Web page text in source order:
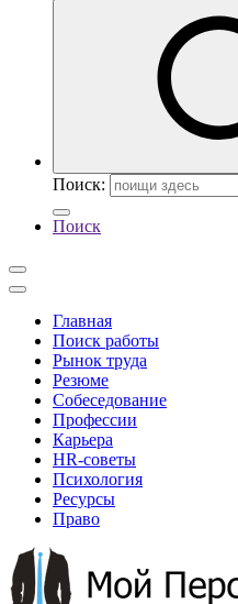
Поиск:
Поиск
Главная
Поиск работы
Рынок труда
Резюме
Собеседование
Профессии
Карьера
HR-советы
Психология
Ресурсы
Право